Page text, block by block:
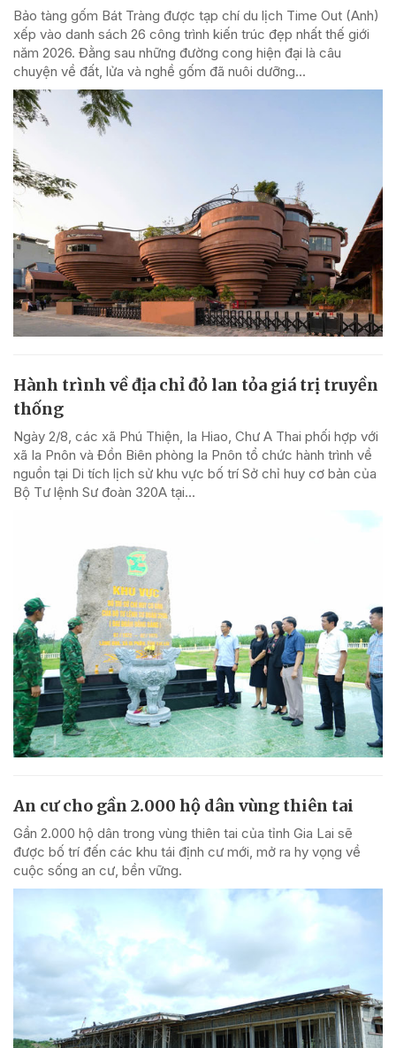
Bảo tàng gốm Bát Tràng được tạp chí du lịch Time Out (Anh)
xếp vào danh sách 26 công trình kiến trúc đẹp nhất thế giới
năm 2026. Đằng sau những đường cong hiện đại là câu
chuyện về đất, lửa và nghề gốm đã nuôi dưỡng...
Hành trình về địa chỉ đỏ lan tỏa giá trị truyền
thống
Ngày 2/8, các xã Phú Thiện, Ia Hiao, Chư A Thai phối hợp với
xã Ia Pnôn và Đồn Biên phòng Ia Pnôn tổ chức hành trình về
nguồn tại Di tích lịch sử khu vực bố trí Sở chỉ huy cơ bản của
Bộ Tư lệnh Sư đoàn 320A tại...
An cư cho gần 2.000 hộ dân vùng thiên tai
Gần 2.000 hộ dân trong vùng thiên tai của tỉnh Gia Lai sẽ
được bố trí đến các khu tái định cư mới, mở ra hy vọng về
cuộc sống an cư, bền vững.